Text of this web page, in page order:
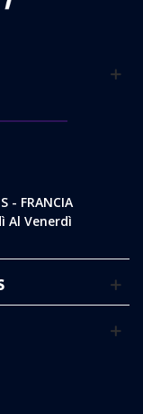
- FRANCIA
Al Venerdì